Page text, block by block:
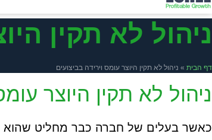
ניהול לא תקין
דף הבית » ניהול לא תקין היוצר עומס וירידה בביצועים
ניהול לא תקין היוצר
כאשר בעלים של חברה כבר מחליט שהוא